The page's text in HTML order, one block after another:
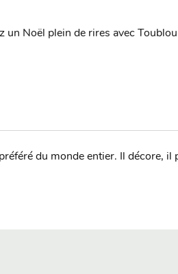
un Noël plein de rires avec
du monde entier. Il décore,